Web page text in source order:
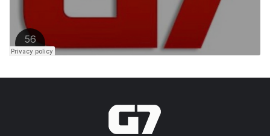
Assembleia Entrega Iracema Vale
Segurança Pública Viaturas